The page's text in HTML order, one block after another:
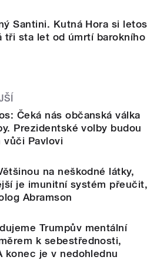
Santini. Kutná Hora si letos
tři sta let od úmrtí barokního
Čeká nás občanská válka
Prezidentské volby budou
vůči Pavlovi
na neškodné látky,
je imunitní systém přeučit,
Abramson
Trumpův mentální
k sebestřednosti,
konec je v nedohlednu